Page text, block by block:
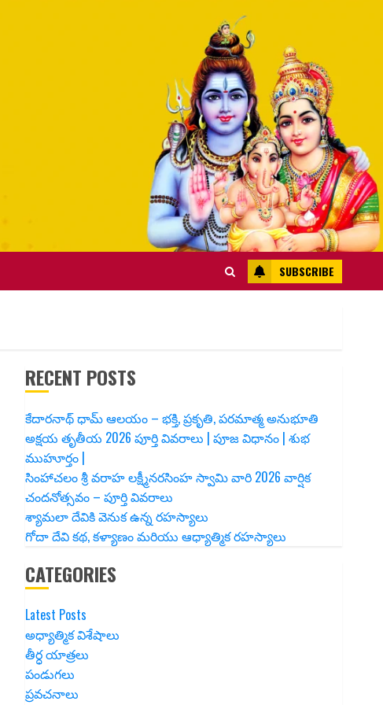
SUBSCRIBE
RECENT POSTS
కేదారనాథ్ ధామ్ ఆలయం – భక్తి, ప్రకృతి, పరమాత్మ అనుభూతి
అక్షయ తృతీయ 2026 పూర్తి వివరాలు | పూజ విధానం | శుభ
ముహూర్తం |
సింహాచలం శ్రీ వరాహ లక్ష్మీనరసింహ స్వామి వారి 2026 వార్షిక
చందనోత్సవం – పూర్తి వివరాలు
శ్యామలా దేవికి వెనుక ఉన్న రహస్యాలు
గోదా దేవి కథ, కళ్యాణం మరియు ఆధ్యాత్మిక రహస్యాలు
CATEGORIES
Latest Posts
అధ్యాత్మిక విశేషాలు
తీర్ధ యాత్రలు
పండుగలు
ప్రవచనాలు